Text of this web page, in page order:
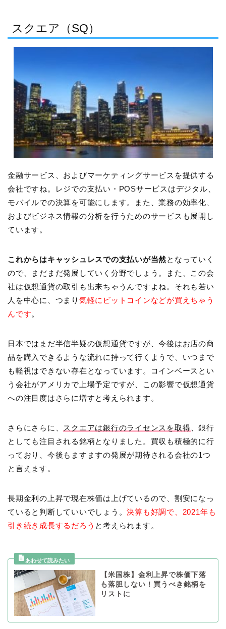
スクエア（SQ）
金融サービス、およびマーケティングサービスを提供する
会社ですね。レジでの支払い・POSサービスはデジタル、
モバイルでの決算を可能にします。また、業務の効率化、
およびビジネス情報の分析を行うためのサービスも展開し
ています。
これからはキャッシュレスでの支払いが当然となっていく
ので、まだまだ発展していく分野でしょう。また、この会
社は仮想通貨の取引も出来ちゃうんですよね。それも若い
人を中心に、つまり 気軽にビットコインなどが買えちゃう
んです。
日本ではまだ半信半疑の仮想通貨ですが、今後はお店の商
品を購入できるような流れに持って行くようで、いつまで
も軽視はできない存在となっています。コインベースとい
う会社がアメリカで上場予定ですが、この影響で仮想通貨
への注目度はさらに増すと考えられます。
さらにさらに、 スクエアは銀行のライセンスを取得 、銀行
としても注目される銘柄となりました。買収も積極的に行
っており、今後もますますの発展が期待される会社の1つ
と言えます。
長期金利の上昇で現在株価は上げているので、割安になっ
ていると判断していいでしょう。決算も好調で、2021年も
引き続き成長するだろう と考えられます。
【米国株】金利上昇で株価下落
も落胆しない！買うべき銘柄を
リストに